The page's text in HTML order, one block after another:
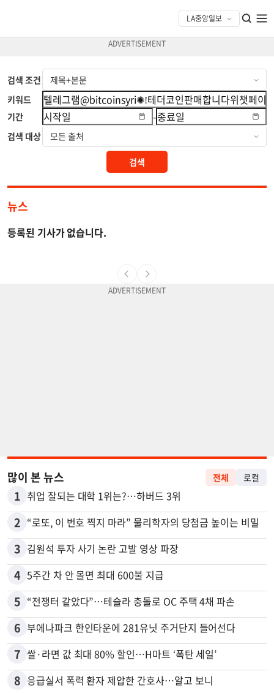
검색 조건
키워드
기간
-
검색 대상
검색
뉴스
등록된 기사가 없습니다.
많이 본 뉴스 전체 로컬
1 취업 잘되는 대학 1위는?…하버드 3위
2 “로또, 이 번호 찍지 마라” 물리학자의 당첨금 높이는 비밀
3 김원석 투자 사기 논란 고발 영상 파장
4 5주간 차 안 몰면 최대 600불 지급
5 “전쟁터 같았다”…테슬라 충돌로 OC 주택 4채 파손
6 부에나파크 한인타운에 281유닛 주거단지 들어선다
7 쌀·라면 값 최대 80% 할인…H마트 ‘폭탄 세일’
8 응급실서 폭력 환자 제압한 간호사…알고 보니